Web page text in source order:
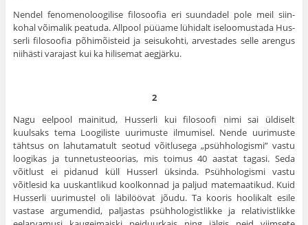
Nendel fenomenoloogilise filosoofia eri suundadel pole meil siin­
kohal võimalik peatuda. Allpool püüame lühidalt iseloomustada Hus­
serli filosoofia põhimõisteid ja seisukohti, arvestades selle arengus
niihästi varajast kui ka hilisemat aegjärku.
2
Nagu eelpool mainitud, Husserli kui filosoofi nimi sai üldiselt
kuulsaks tema Loogiliste uurimuste ilmumisel. Nende uurimuste
täht­sus on lahutamatult seotud võitlusega „psühhologismi” vastu
loogikas ja tunnetusteoorias, mis toimus 40 aastat tagasi. Seda
võitlust ei pida­nud küll Husserl üksinda. Psühhologismi vastu
võitlesid ka uuskant­likud koolkonnad ja paljud matemaatikud. Kuid
Husserli uurimustel oli läbilöövat jõudu. Ta kooris hoolikalt esile
vastase argumendid, paljastas psühhologistlikke ja relativistlikke